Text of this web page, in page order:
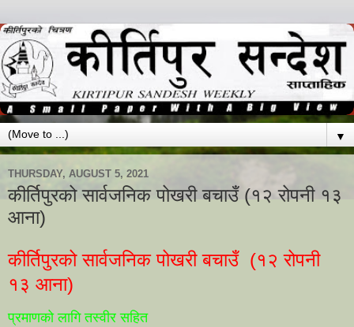
▼
THURSDAY, AUGUST 5, 2021
कीर्तिपुरको सार्वजनिक पोखरी बचाउँ (१२ रोपनी १३
आना)
कीर्तिपुरको सार्वजनिक पोखरी बचाउँ (१२ रोपनी
१३ आना)
प्रमाणको लागि तस्वीर सहित